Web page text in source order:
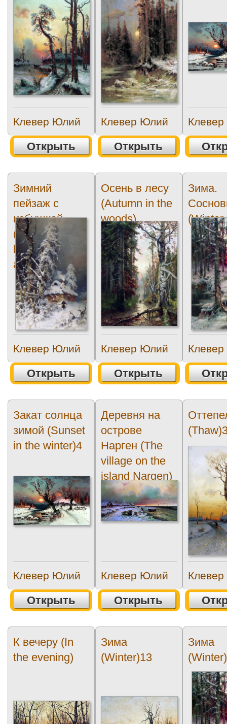
домами
(Winter
landscape
with...
Клевер Юлий
Открыть
Клевер Юлий
Открыть
Зимний
пейзаж с
избушкой
(Winter
landscape with
a hut)3
Клевер Юлий
Открыть
Осень в лесу
(Autumn in the
woods)
Клевер Юлий
Открыть
Зима.
Закат солнца
зимой (Sunset
in the winter)4
Клевер Юлий
Открыть
Деревня на
острове
Нарген (The
village on the
island Nargen)
Клевер Юлий
Открыть
К вечеру (In
the evening)
Зима
(Winter)13
Зима